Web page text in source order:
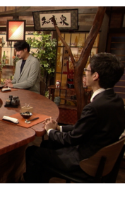
入試情報
資料請求